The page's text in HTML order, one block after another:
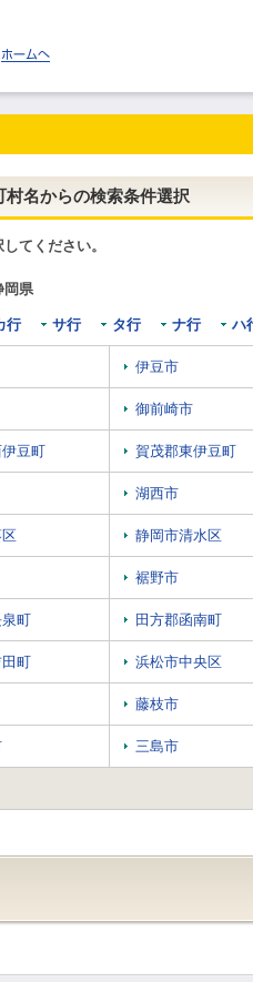
村名からの検索条件選択
てください。
岡県
行 サ行 タ行 ナ行 ハ
伊豆市
御前崎市
豆町 賀茂郡東伊豆町
湖西市
静岡市清水区
裾野市
町 田方郡函南町
町 浜松市中央区
藤枝市
三島市